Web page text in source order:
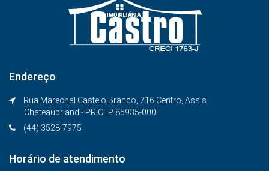
Endereço
Rua Marechal Castelo Branco, 716 Centro, Assis
Chateaubriand - PR CEP 85935-000
(44) 3528-7975
Horário de atendimento